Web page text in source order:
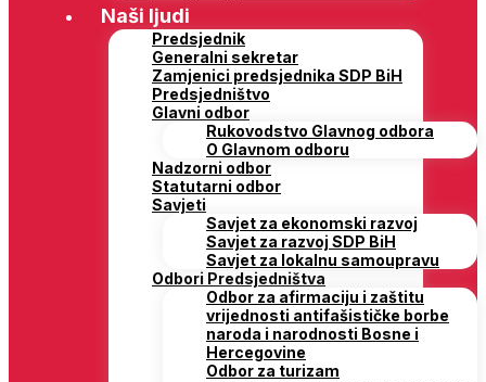
Naši ljudi
Predsjednik
Generalni sekretar
Zamjenici predsjednika SDP BiH
Predsjedništvo
Glavni odbor
Rukovodstvo Glavnog odbora
O Glavnom odboru
Nadzorni odbor
Statutarni odbor
Savjeti
Savjet za ekonomski razvoj
Savjet za razvoj SDP BiH
Savjet za lokalnu samoupravu
Odbori Predsjedništva
Odbor za afirmaciju i zaštitu
vrijednosti antifašističke borbe
naroda i narodnosti Bosne i
Hercegovine
Odbor za turizam